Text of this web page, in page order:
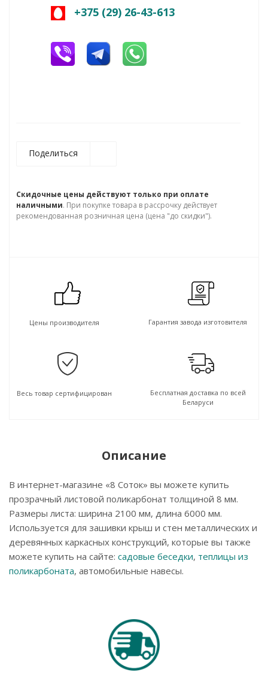
+375 (29) 26-43-613
Поделиться
Скидочные цены действуют только при оплате
наличными. При покупке товара в рассрочку действует
рекомендованная розничная цена (цена "до скидки").
Цены производителя Гарантия завода изготовителя
Весь товар сертифицирован
Бесплатная доставка по всей
Беларуси
Описание
В интернет-магазине «8 Соток» вы можете купить
прозрачный листовой поликарбонат толщиной 8 мм.
Размеры листа: ширина 2100 мм, длина 6000 мм.
Используется для зашивки крыш и стен металлических и
деревянных каркасных конструкций, которые вы также
можете купить на сайте: садовые беседки, теплицы из
поликарбоната, автомобильные навесы.